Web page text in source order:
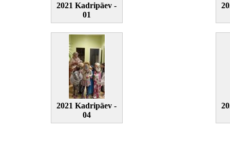
2021 Kadripäev -
01
2021 Kadripäev -
04